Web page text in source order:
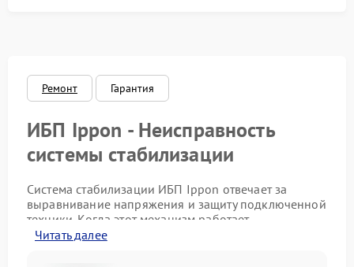
Ремонт Гарантия
ИБП Ippon - Неисправность
системы стабилизации
Система стабилизации ИБП Ippon отвечает за
выравнивание напряжения и защиту подключенной
техники. Когда этот механизм работает
неправильно, устройство теряет одну из ключевых
Читать далее